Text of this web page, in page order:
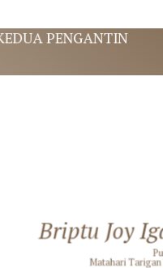
PENGANTIN
Briptu Joy
Matahari Tarigan